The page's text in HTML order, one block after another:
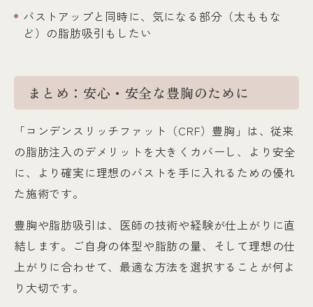
バストアップと同時に、気になる部分（太ももな
ど）の脂肪吸引もしたい
まとめ：安心・安全な豊胸のために
「コンデンスリッチファット（CRF）豊胸」は、従来
の脂肪注入のデメリットを大きくカバーし、より安全
に、より確実に理想のバストを手に入れるための優れ
た施術です。
豊胸や脂肪吸引は、医師の技術や経験が仕上がりに直
結します。ご自身の体型や脂肪の量、そして理想の仕
上がりに合わせて、最適な方法を選択することが何よ
り大切です。